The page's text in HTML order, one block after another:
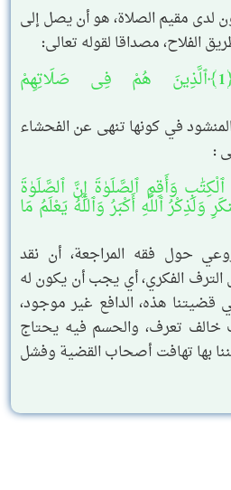
لدى مقيم الصلاة، هو أن يصل إلى
الفلاح، مصداقا لقوله تعالى:
قَدْ أَفْلَحَ ٱلْمُؤْمِنُونَ﴿1﴾ٱلَّذِينَ هُمْ فِى صَلَاتِهِمْ
في كونها تنهى عن الفحشاء
:
وَأَقِمِ ٱلصَّلَوٰةَ إِنَّ ٱلصَّلَوٰةَ
وَلَذِكْرُ ٱللَّهِ أَكْبَرُ وَٱللَّهُ يَعْلَمُ مَا
حول فقه المراجعة، أن نقد
الفكري، أي يجب أن يكون له
قضيتنا هذه، الدافع غير موجود،
تعرف، والحسم فيه يحتاج
بها تهافت أصحاب القضية وفشل